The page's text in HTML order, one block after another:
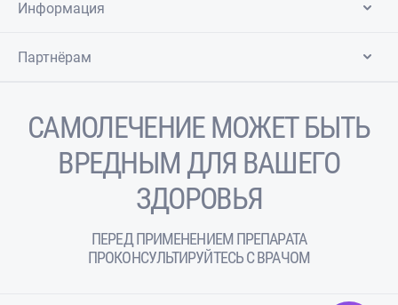
Информация
Партнёрам
САМОЛЕЧЕНИЕ МОЖЕТ БЫТЬ
ВРЕДНЫМ ДЛЯ ВАШЕГО
ЗДОРОВЬЯ
ПЕРЕД ПРИМЕНЕНИЕМ ПРЕПАРАТА
ПРОКОНСУЛЬТИРУЙТЕСЬ С ВРАЧОМ